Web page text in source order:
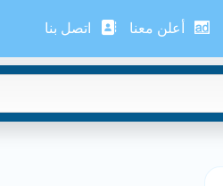
أعلن معنا اتصل بنا